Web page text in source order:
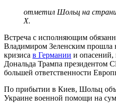
отметил Шольц на
Х.
Встреча с исполняющим
Владимиром Зеленским прошла
кризиса в Германии и опасений,
Дональда Трампа президентом
большей ответственности
По прибытии в Киев, Шольц
Украине военной помощи на